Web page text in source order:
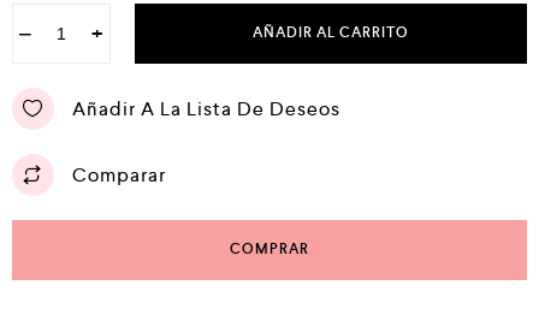
− + AÑADIR AL CARRITO
Añadir A La Lista De Deseos
Comparar
COMPRAR